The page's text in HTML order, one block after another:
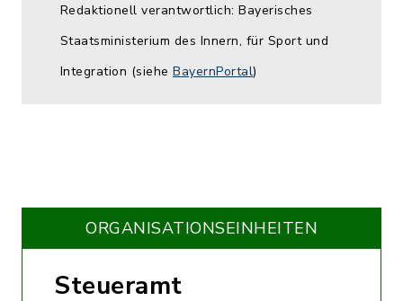
Redaktionell verantwortlich: Bayerisches
Staatsministerium des Innern, für Sport und
Integration (siehe BayernPortal)
ORGANISATIONS­EINHEITEN
Steueramt